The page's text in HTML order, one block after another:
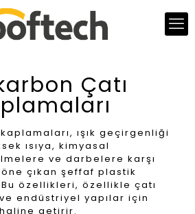
Çatı
ışık geçirgenliği
ısıya, kimyasal
ve darbelere karşı
öne çıkan şeffaf plastik
özellikleri, özellikle çatı
endüstriyel yapılar için
getirir.